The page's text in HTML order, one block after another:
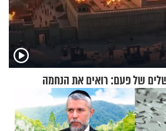
של פעם: רואים את הנחמה